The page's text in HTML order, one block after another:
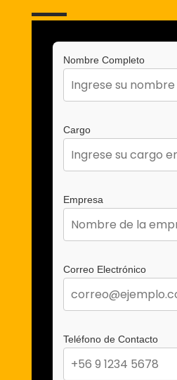
Nombre Completo
Cargo
Empresa
Correo Electrónico
Teléfono de Contacto